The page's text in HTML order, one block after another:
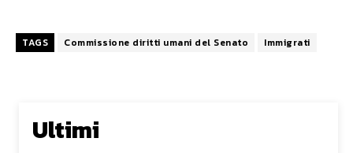
TAGS Commissione diritti umani del Senato Immigrati
Ultimi